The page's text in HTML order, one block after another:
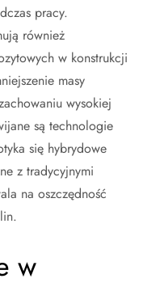
pracy.
również
w konstrukcji
masy
wysokiej
są technologie
się hybrydowe
z tradycyjnymi
na oszczędność
w